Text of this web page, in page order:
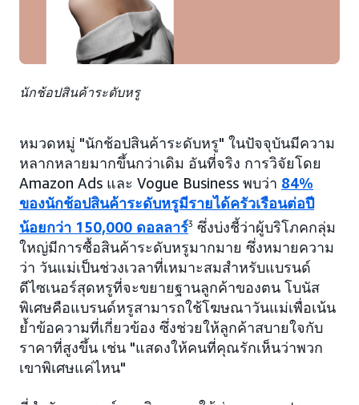
นักช้อปสินค้าระดับหรู
หมวดหมู่ "นักช้อปสินค้าระดับหรู" ในปัจจุบันมีความ
หลากหลายมากขึ้นกว่าเดิม อันที่จริง การวิจัยโดย
Amazon Ads และ Vogue Business พบว่า 84%
ของนักช้อปสินค้าระดับหรูมีรายได้ครัวเรือนต่อปี
น้อยกว่า 150,000 ดอลลาร์3 ซึ่งบ่งชี้ว่าผู้บริโภคกลุ่ม
ใหญ่มีการซื้อสินค้าระดับหรูมากมาย ซึ่งหมายความ
ว่า วันแม่เป็นช่วงเวลาที่เหมาะสมสำหรับแบรนด์
ดีไซเนอร์สุดหรูที่จะขยายฐานลูกค้าของตน โบนัส
พิเศษคือแบรนด์หรูสามารถใช้โฆษณาวันแม่เพื่อเน้น
ย้ำข้อความที่เกี่ยวข้อง ซึ่งช่วยให้ลูกค้าสบายใจกับ
ราคาที่สูงขึ้น เช่น "แสดงให้คนที่คุณรักเห็นว่าพวก
เขาพิเศษแค่ไหน"